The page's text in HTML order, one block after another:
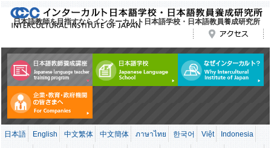
日本語教師を目指すならインターカルト日本語学校・日本語教員養成研究所
日本語 English 中文繁体 中文簡体 ภาษาไทย 한국어 Việt Indonesia